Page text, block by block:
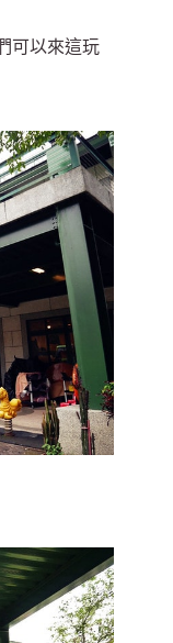
可以來這玩